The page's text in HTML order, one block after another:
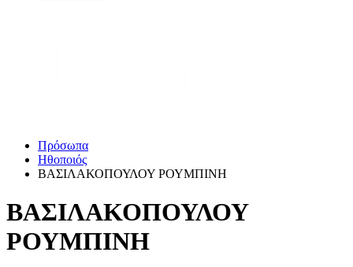
Πρόσωπα
Ηθοποιός
ΒΑΣΙΛΑΚΟΠΟΥΛΟΥ ΡΟΥΜΠΙΝΗ
ΒΑΣΙΛΑΚΟΠΟΥΛΟΥ
ΡΟΥΜΠΙΝΗ